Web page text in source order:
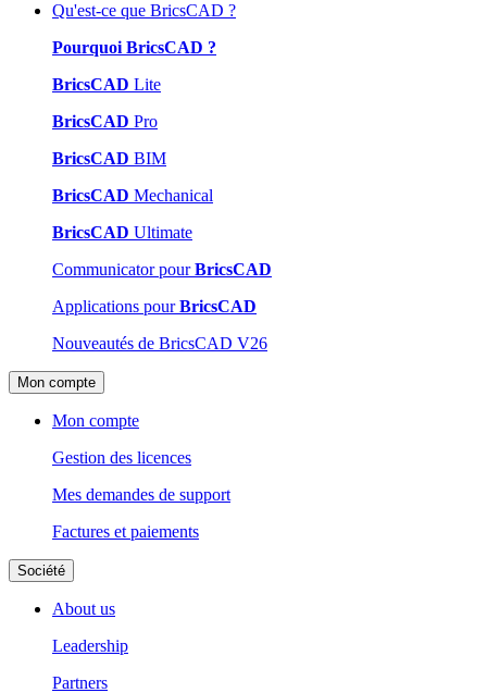
Qu'est-ce que BricsCAD ?
Pourquoi BricsCAD ?
BricsCAD Lite
BricsCAD Pro
BricsCAD BIM
BricsCAD Mechanical
BricsCAD Ultimate
Communicator pourBricsCAD
Applications pourBricsCAD
Nouveautés de BricsCAD V26
Mon compte
Mon compte
Gestion des licences
Mes demandes de support
Factures et paiements
Société
About us
Leadership
Partners